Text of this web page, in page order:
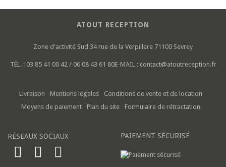
ATOUT RECEPTION
Zone d'activité Sud 34 rue de la Verpillere 71100 Sevrey
TÉL. : 03 85 41 00 42 / 06 08 43 61 80E-MAIL : contact@atoutreception.fr
Livraison Mentions légales
Conditions de vente et de location
Moyens de paiement
Plan du site Formulaire de rétractation
RÉSEAUX SOCIAUX PAIEMENT SÉCURISÉ